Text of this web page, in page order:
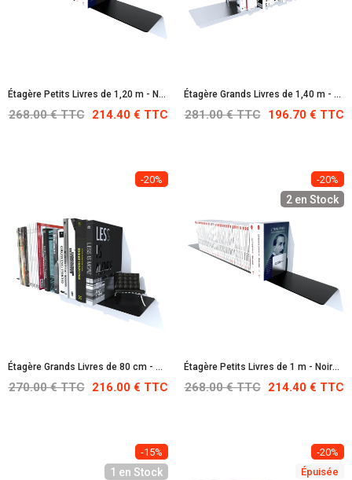
Étagère Petits Livres de 1,20 m - Noire : RAL 9005
268.00 € TTC 214.40 € TTC
Étagère Grands Livres de 1,40 m - En Acier Inoxydable
281.00 € TTC 196.70 € TTC
-20%
Étagère Grands Livres de 80 cm - Noire : RAL 9005
270.00 € TTC 216.00 € TTC
-20%
2 en Stock
Étagère Petits Livres de 1 m - Noire : RAL 9005
268.00 € TTC 214.40 € TTC
-15%
1 en Stock
-20%
Épuisée